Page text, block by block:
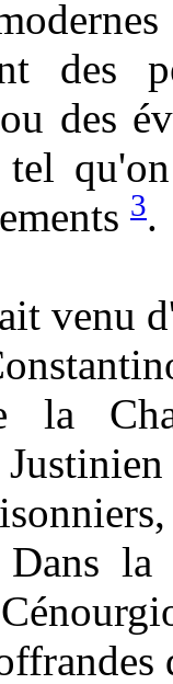
des
des
tel
3.
venu
la
Dans